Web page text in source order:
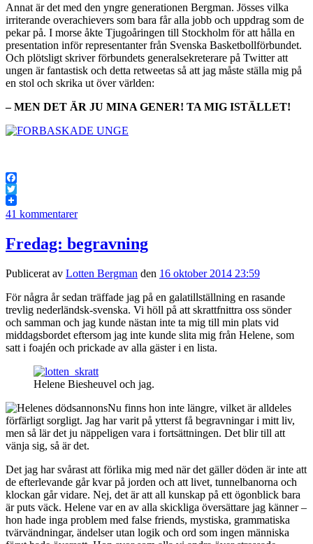
Annat är det med den yngre generationen Bergman. Jösses vilka
irriterande overachievers som bara får alla jobb och uppdrag som de
pekar på. I morse åkte Tjugoåringen till Stockholm för att hålla en
presentation inför representanter från Svenska Basketbollförbundet.
Och plötsligt skriver förbundets generalsekreterare på Twitter att
ungen är fantastisk och detta retweetas så att jag måste ställa mig på
en stol och skrika ut över världen:
– MEN DET ÄR JU MINA GENER! TA MIG ISTÄLLET!
Facebook
Twitter
41 kommentarer
Fredag: begravning
Publicerat av Lotten Bergman den 16 oktober 2014 23:59
För några år sedan träffade jag på en galatillställning en rasande
trevlig nederländsk-svenska. Vi höll på att skrattfnittra oss sönder
och samman och jag kunde nästan inte ta mig till min plats vid
middagsbordet eftersom jag inte kunde slita mig från Helene, som
satt i foajén och prickade av alla gäster i en lista.
Helene Biesheuvel och jag.
Nu finns hon inte längre, vilket är alldeles
förfärligt sorgligt. Jag har varit på ytterst få begravningar i mitt liv,
men så lär det ju näppeligen vara i fortsättningen. Det blir till att
vänja sig, så är det.
Det jag har svårast att förlika mig med när det gäller döden är inte att
de efterlevande går kvar på jorden och att livet, tunnelbanorna och
klockan går vidare. Nej, det är att all kunskap på ett ögonblick bara
är puts väck. Helene var en av alla skickliga översättare jag känner –
hon hade inga problem med false friends, mystiska, grammatiska
tvärvändningar, ändelser utan logik och ord som ingen människa